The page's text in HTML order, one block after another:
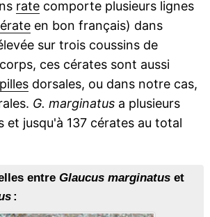
ratecomporte plusieurs lignes
en bon français) dans
sur trois coussins de
ces cérates sont aussi
dorsales, ou dans notre cas,
G. marginatusa plusieurs
et jusqu'à 137 cérates au total
entre Glaucus marginatuset
: